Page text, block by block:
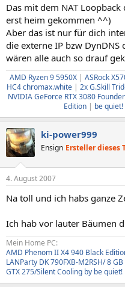
Das mit dem NAT
erst heim gekommen ^^)
Aber das ist nur für dich
die externe IP bzw DynDNS
wären alle auch so drauf
AMD Ryzen 9 5950X| ASRock
HC4 chromax.white | 2x G.Skill
NVIDIA GeForce RTX 3080
Edition | be
ki-power999
Ensign Ersteller dieses
4. August 2007
Na toll und ich habs ganze
Ich hab vor lauter Bäumen
Mein Home PC:
AMD Phenom II X4 940 Black
LANParty DK 790FXB-M2RSH/ 8
GTX 275/Silent Cooling by be